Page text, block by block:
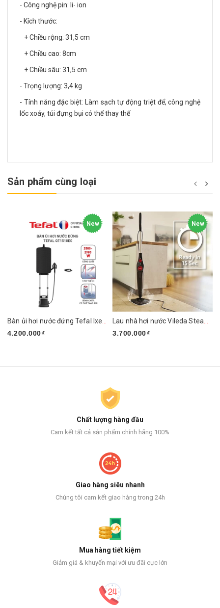
- Công nghệ pin: li- ion
- Kích thước:
+ Chiều rộng: 31,5 cm
+ Chiều cao: 8cm
+ Chiều sâu: 31,5 cm
- Trọng lượng: 3,4 kg
- Tính năng đặc biệt: Làm sạch tự động triệt để, công nghệ
lốc xoáy, túi đựng bụi có thể thay thế
Sản phẩm cùng loại
New
4.200.000₫
New
3.700.000₫
Chất lượng hàng đầu
Cam kết tất cả sản phẩm chính hãng 100%
Giao hàng siêu nhanh
Chúng tôi cam kết giao hàng trong 24h
Mua hàng tiết kiệm
Giảm giá & khuyến mại với ưu đãi cực lớn